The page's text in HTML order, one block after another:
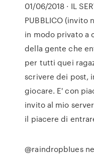
01/06/2018 · IL
PUBBLICO (invito
in modo privato a
della gente che
per tutti quei
scrivere dei post,
giocare. E' con
invito al mio
il piacere di
@raindropbIues